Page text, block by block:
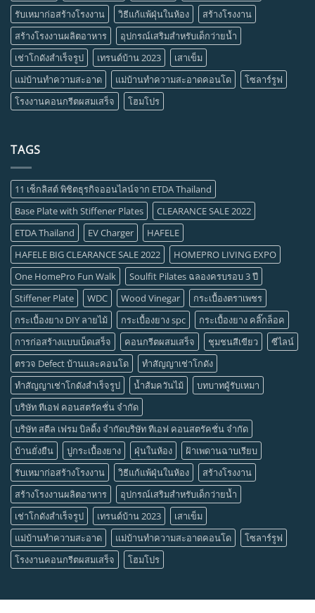
รับเหมาก่อสร้างโรงงาน
วิธีแก้แพ้ฝุ่นในห้อง
สร้างโรงงาน
สร้างโรงงานผลิตอาหาร
อุปกรณ์เสริมสำหรับเด็กว่ายน้ำ
เช่าโกดังสำเร็จรูป
เทรนด์บ้าน 2023
เสาเข็ม
แม่บ้านทำความสะอาด
แม่บ้านทำความสะอาดคอนโด
โซลาร์รูฟ
โรงงานคอนกรีตผสมเสร็จ
โฮมโปร
TAGS
11 เช็กลิสต์ พิชิตธุรกิจออนไลน์จาก ETDA Thailand
Base Plate with Stiffener Plates
CLEARANCE SALE 2022
ETDA Thailand
EV Charger
HAFELE
HAFELE BIG CLEARANCE SALE 2022
HOMEPRO LIVING EXPO
One HomePro Fun Walk
Soulfit Pilates ฉลองครบรอบ 3 ปี
Stiffener Plate
WDC Wood Vinegar
กระเบื้องตราเพชร
กระเบื้องยาง DIY ลายไม้
กระเบื้องยาง spc
กระเบื้องยาง คลิ๊กล็อค
การก่อสร้างแบบเบ็ดเสร็จ
คอนกรีตผสมเสร็จ ชุมชนสีเขียว
ซีไลน์
ตรวจ Defect บ้านและคอนโด
ทำสัญญาเช่าโกดัง
ทำสัญญาเช่าโกดังสำเร็จรูป
น้ำส้มควันไม้
บทบาทผู้รับเหมา
บริษัท ทีเอฟ คอนสตรัคชั่น จำกัด
บริษัท สตีล เฟรม บิลดิ้ง จำกัดบริษัท ทีเอฟ คอนสตรัคชั่น จำกัด
บ้านยั่งยืน
ปูกระเบื้องยาง ฝุ่นในห้อง
ฝ้าเพดานฉาบเรียบ
รับเหมาก่อสร้างโรงงาน
วิธีแก้แพ้ฝุ่นในห้อง
สร้างโรงงาน
สร้างโรงงานผลิตอาหาร
อุปกรณ์เสริมสำหรับเด็กว่ายน้ำ
เช่าโกดังสำเร็จรูป
เทรนด์บ้าน 2023
เสาเข็ม
แม่บ้านทำความสะอาด
แม่บ้านทำความสะอาดคอนโด
โซลาร์รูฟ
โรงงานคอนกรีตผสมเสร็จ
โฮมโปร